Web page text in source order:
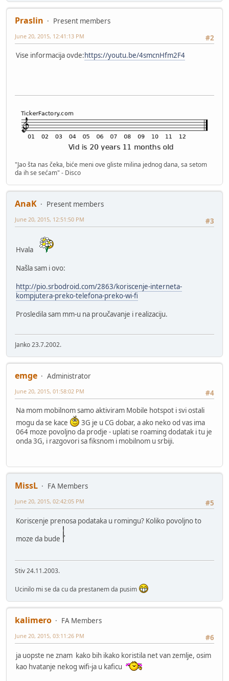
Praslin
Present members
#2
June 20, 2015, 12:41:13 PM
Vise informacija ovde:https://youtu.be/4smcnHfm2F4
"Jao šta nas čeka, biće meni ove gliste milina jednog dana, sa setom
da ih se sećam" - Disco
AnaK
Present members
#3
June 20, 2015, 12:51:50 PM
Hvala
Našla sam i ovo:
http://pio.srbodroid.com/2863/koriscenje-interneta-
kompjutera-preko-telefona-preko-wi-fi
Prosledila sam mm-u na proučavanje i realizaciju.
Janko 23.7.2002.
emge
Administrator
#4
June 20, 2015, 01:58:02 PM
Na mom mobilnom samo aktiviram Mobile hotspot i svi ostali
mogu da se kace
3G je u CG dobar, a ako neko od vas ima
064 moze povoljno da prodje - uplati se roaming dodatak i tu je
onda 3G, i razgovori sa fiksnom i mobilnom u srbiji.
MissL
FA Members
#5
June 20, 2015, 02:42:05 PM
Koriscenje prenosa podataka u romingu? Koliko povoljno to
moze da bude
Stiv 24.11.2003.
Ucinilo mi se da cu da prestanem da pusim
kalimero
FA Members
#6
June 20, 2015, 03:11:26 PM
ja uopste ne znam kako bih ikako koristila net van zemlje, osim
kao hvatanje nekog wifi-ja u kaficu